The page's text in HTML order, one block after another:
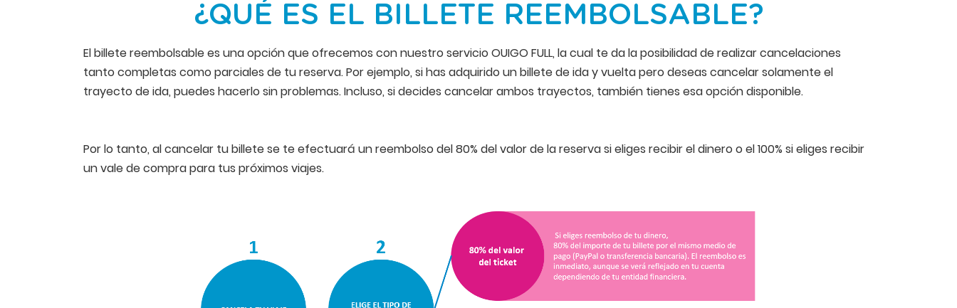
¿QUÉ ES EL BILLETE REEMBOLSABLE?
El billete reembolsable es una opción que ofrecemos con nuestro servicio OUIGO FULL, la cual te da la posibilidad de realizar cancelaciones
tanto completas como parciales de tu reserva. Por ejemplo, si has adquirido un billete de ida y vuelta pero deseas cancelar solamente el
trayecto de ida, puedes hacerlo sin problemas. Incluso, si decides cancelar ambos trayectos, también tienes esa opción disponible.
Por lo tanto, al cancelar tu billete se te efectuará un reembolso del 80% del valor de la reserva si eliges recibir el dinero o el 100% si eliges recibir
un vale de compra para tus próximos viajes.